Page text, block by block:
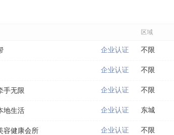
区域
企业认证 不限
企业认证 不限
手无限 企业认证 不限
地生活 企业认证 东城
容健康会所 企业认证 不限